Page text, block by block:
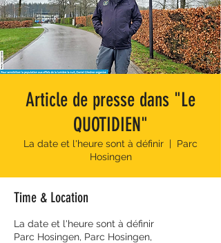
Article de presse dans "Le
QUOTIDIEN"
La date et l'heure sont à définir
  |
Parc
Hosingen
Time & Location
La date et l'heure sont à définir
Parc Hosingen, Parc Hosingen,